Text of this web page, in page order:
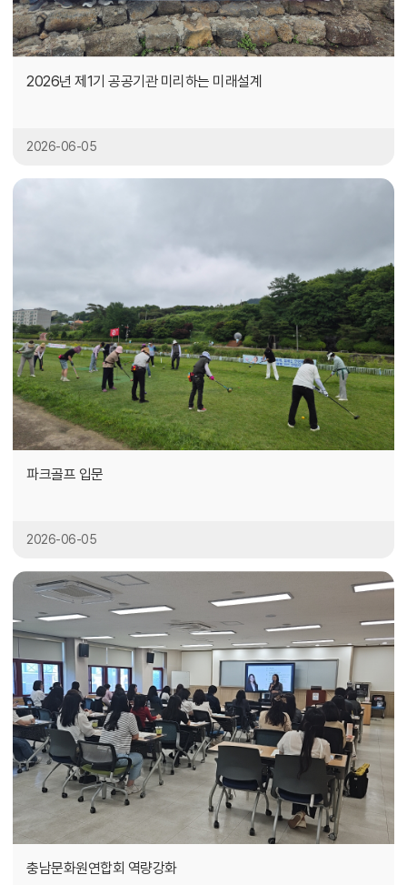
2026년 제1기 공공기관 미리하는 미래설계
2026-06-05
파크골프 입문
2026-06-05
충남문화원연합회 역량강화